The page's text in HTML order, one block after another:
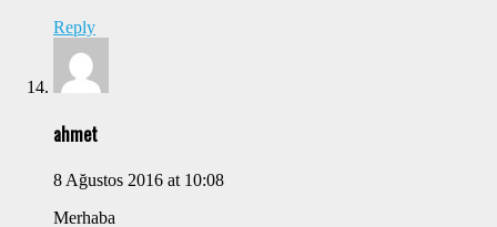
Reply
ahmet
8 Ağustos 2016 at 10:08
Merhaba